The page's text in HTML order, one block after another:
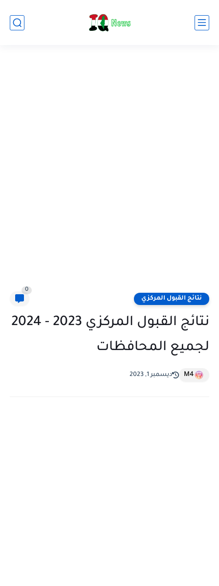
نتائج القبول المركزي
0
نتائج القبول المركزي 2023 - 2024
لجميع المحافظات
M4 ديسمبر 1, 2023